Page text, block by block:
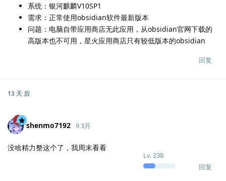
系统：银河麒麟V10SP1
需求：正常使用obsidian软件最新版本
问题：电脑自带应用商店无此应用，从obsidian官网下载的
高版本也不可用，星火应用商店只有较低版本的obsidian
回复
13 天 后
shenmo7192
Lv.238
9 3月
没啥精力整这个了，我周末看看
回复